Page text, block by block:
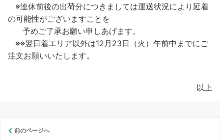
※連休前後の出荷分につきましては運送状況により延着
の可能性がございますことを
予めご了承お願い申しあげます。
※※翌日着エリア以外は12月23日（火）午前中までにご
注文お願いいたします。
以上
前のページへ